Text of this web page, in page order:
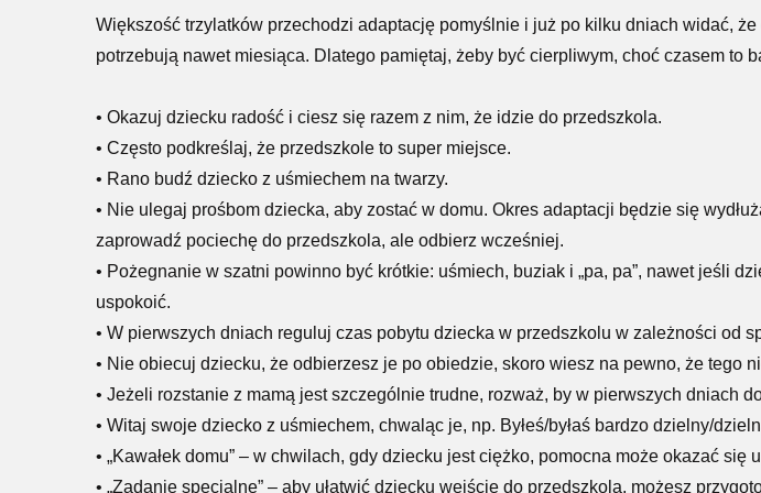
Większość trzylatków przechodzi adaptację pomyślnie i już po kilku dniach widać,
potrzebują nawet miesiąca. Dlatego pamiętaj, żeby być cierpliwym, choć czasem to
• Okazuj dziecku radość i ciesz się razem z nim, że idzie do przedszkola.
• Często podkreślaj, że przedszkole to super miejsce.
• Rano budź dziecko z uśmiechem na twarzy.
• Nie ulegaj prośbom dziecka, aby zostać w domu. Okres adaptacji będzie się
zaprowadź pociechę do przedszkola, ale odbierz wcześniej.
• Pożegnanie w szatni powinno być krótkie: uśmiech, buziak i „pa, pa”, nawet jeśli
uspokoić.
• W pierwszych dniach reguluj czas pobytu dziecka w przedszkolu w zależności od
• Nie obiecuj dziecku, że odbierzesz je po obiedzie, skoro wiesz na pewno, że tego
• Jeżeli rozstanie z mamą jest szczególnie trudne, rozważ, by w pierwszych dniach
• Witaj swoje dziecko z uśmiechem, chwaląc je, np. Byłeś/byłaś bardzo dzielny/
• „Kawałek domu” – w chwilach, gdy dziecku jest ciężko, pomocna może okazać się
• „Zadanie specjalne” – aby ułatwić dziecku wejście do przedszkola, możesz